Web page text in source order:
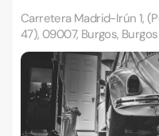
Carretera Madrid-Irún 1,
47), 09007, Burgos, Burgos